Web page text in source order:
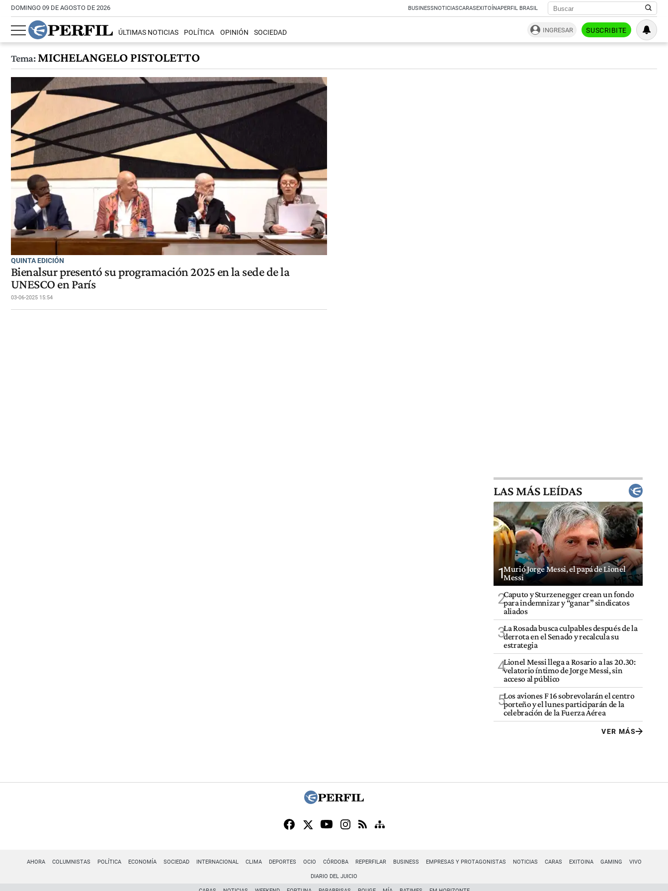
DOMINGO 09 DE AGOSTO DE 2026 BUSINESSNOTICIASCARASEXITOÍNAPERFIL BRASIL
ÚLTIMAS NOTICIAS POLÍTICA OPINIÓN SOCIEDAD INGRESAR SUSCRIBITE
Tema:MICHELANGELO PISTOLETTO
QUINTA EDICIÓN
Bienalsur presentó su programación 2025 en la sede de la
UNESCO en París
03-06-2025 15:54
LAS MÁS LEÍDAS
1Murió Jorge Messi, el papá de Lionel
Messi
2Caputo y Sturzenegger crean un fondo
para indemnizar y “ganar” sindicatos
aliados
3La Rosada busca culpables después de la
derrota en el Senado y recalcula su
estrategia
4Lionel Messi llega a Rosario a las 20.30:
velatorio íntimo de Jorge Messi, sin
acceso al público
5Los aviones F 16 sobrevolarán el centro
porteño y el lunes participarán de la
celebración de la Fuerza Aérea
VER MÁS
AHORA COLUMNISTAS POLÍTICA ECONOMÍA SOCIEDAD INTERNACIONAL CLIMA DEPORTES OCIO CÓRDOBA REPERFILAR BUSINESS EMPRESAS Y PROTAGONISTAS NOTICIAS CARAS EXITOINA GAMING VIVO
DIARIO DEL JUICIO